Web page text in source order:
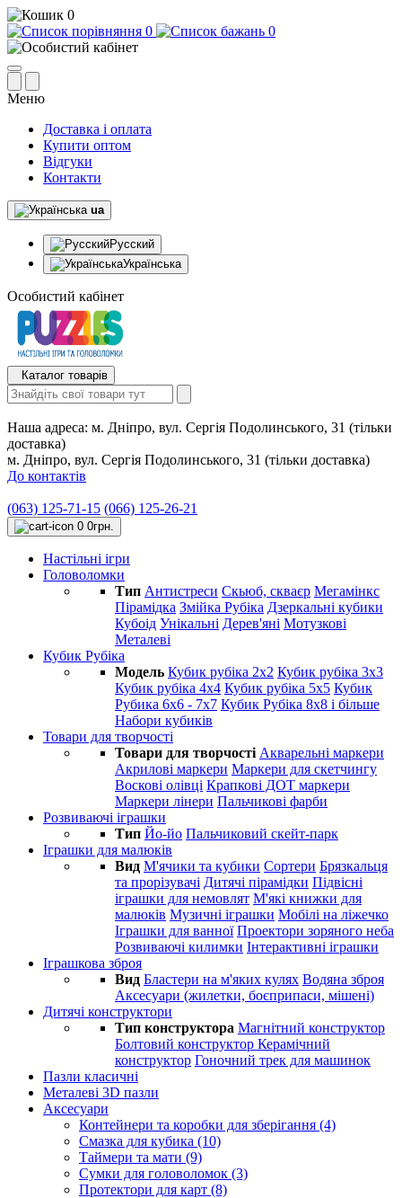
0
0
0
Меню
Доставка і оплата
Купити оптом
Відгуки
Контакти
ua
Русский
Українська
Особистий кабінет
Каталог товарів
Наша адреса: м. Дніпро, вул. Сергія Подолинського, 31 (тільки
доставка)
м. Дніпро, вул. Сергія Подолинського, 31 (тільки доставка)
До контактів
(063) 125-71-15 (066) 125-26-21
0 0грн.
Настільні ігри
Головоломки
Тип Антистреси Cкьюб, скваєр Мегамінкс
Пірамідка Змійка Рубіка Дзеркальні кубики
Кубоід Унікальні Дерев'яні Мотузкові
Металеві
Кубик Рубіка
Модель Кубик рубіка 2х2 Кубик рубіка 3х3
Кубик рубіка 4х4 Кубик рубіка 5х5 Кубик
Рубика 6х6 - 7х7 Кубик Рубіка 8х8 і більше
Набори кубиків
Товари для творчості
Товари для творчості Акварельні маркери
Акрилові маркери Маркери для скетчингу
Воскові олівці Крапкові ДОТ маркери
Маркери лінери Пальчикові фарби
Розвиваючі іграшки
Тип Йо-йо Пальчиковий скейт-парк
Іграшки для малюків
Вид М'ячики та кубики Сортери Брязкальця
та прорізувачі Дитячі пірамідки Підвісні
іграшки для немовлят М'які книжки для
малюків Музичні іграшки Мобілі на ліжечко
Іграшки для ванної Проектори зоряного неба
Розвиваючі килимки Інтерактивні іграшки
Іграшкова зброя
Вид Бластери на м'яких кулях Водяна зброя
Аксесуари (жилетки, боєприпаси, мішені)
Дитячі конструктори
Тип конструктора Магнітний конструктор
Болтовий конструктор Керамічний
конструктор Гоночний трек для машинок
Пазли класичні
Металеві 3D пазли
Аксесуари
Контейнери та коробки для зберігання (4)
Смазка для кубика (10)
Таймери та мати (9)
Сумки для головоломок (3)
Протектори для карт (8)